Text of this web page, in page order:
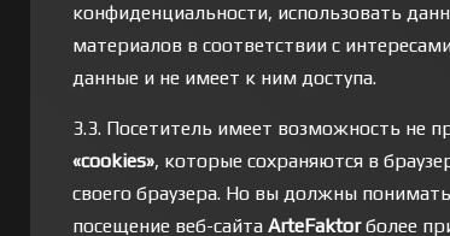
конфиденциальности, использовать
материалов в соответствии с
данные и не имеет к ним доступа.
3.3. Посетитель имеет возможность не
«cookies», которые сохраняются в
своего браузера. Но вы должны
посещение веб-сайта ArteFaktorболее